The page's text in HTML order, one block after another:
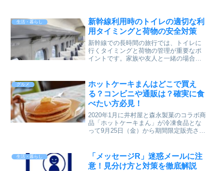
おり、母の日のギフトとしてぴったりな
んです。この記事では、なぜ...
生活・暮らし
新幹線利用時のトイレの適切な利
用タイミングと荷物の安全対策
新幹線での長時間の旅行では、トイレに
行くタイミングと荷物の管理が重要なポ
イントです。家族や友人と一緒の場合は
いに悩むことがあります。荷物は席に置
いておくべきか、持って...
グルメ
ホットケーキまんはどこで買え
る？コンビニや通販は？確実に食
べたい方必見！
2020年1月に井村屋と森永製菓のコラボ商
品「ホットケーキまん」が冷凍食品とな
って9月25日（金）から期間限定販売され
ー風味ペーストが閉じ込められた、見た
目もホットケー...
生活・暮らし
「メッセージR」迷惑メールに注
意！見分け方と対策を徹底解説